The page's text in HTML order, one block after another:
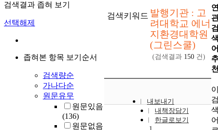
검색결과 좁혀 보기
선택해제
좁혀본 항목 보기순서
검색량순
가나다순
원문유무
원문있음
(136)
원문없음
검색키워드 발행기관 : 고
려대학교 에너
지환경대학원
(그린스쿨)
(검색결과 150 건)
내보내기
내책장담기
한글로보기